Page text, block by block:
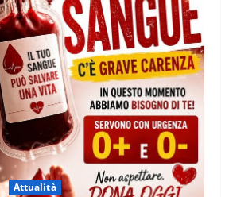
Attualità